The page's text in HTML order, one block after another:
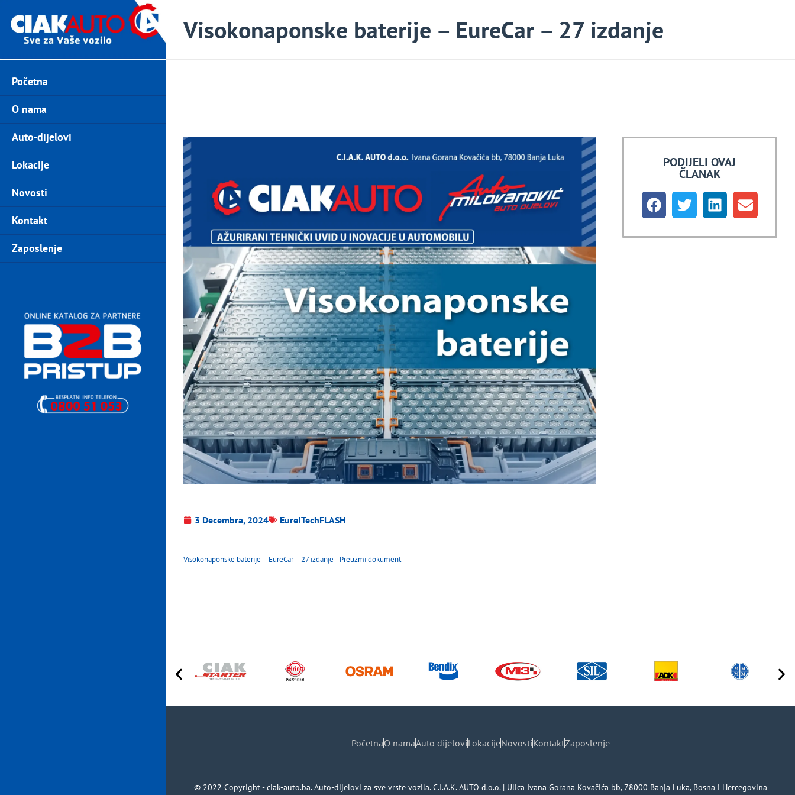
Početna
O nama
Auto-dijelovi
Lokacije
Novosti
Kontakt
Zaposlenje
Visokonaponske baterije – EureCar – 27 izdanje
3 Decembra, 2024 Eure!TechFLASH
Visokonaponske baterije – EureCar – 27 izdanje Preuzmi dokument
PODIJELI OVAJ
ČLANAK
PočetnaO namaAuto dijeloviLokacijeNovostiKontaktZaposlenje
© 2022 Copyright - ciak-auto.ba. Auto-dijelovi za sve vrste vozila. C.I.A.K. AUTO d.o.o. | Ulica Ivana Gorana Kovačića bb, 78000 Banja Luka, Bosna i Hercegovina